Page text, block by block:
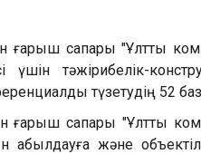
ғарыш сапары "Ұлттық
үшін тәжірибелік-
түзетудің 52
ғарыш сапары "Ұлттық
қабылдауға және